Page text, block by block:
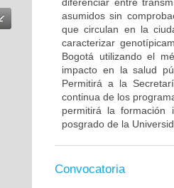
asumidos sin
que circulan en la
caracterizar
Bogotá utilizando el
impacto en la salud
Permitirá a la
continua de los
permitirá la formación
posgrado de la
Convocatoria